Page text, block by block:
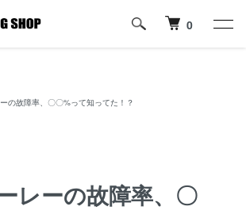
0
の故障率、〇〇%って知ってた！？
レーの故障率、〇